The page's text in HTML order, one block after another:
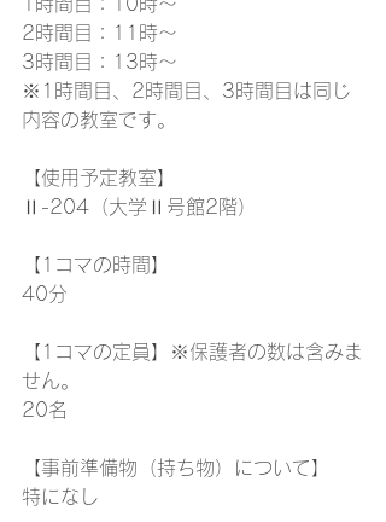
2時間目：11時～
3時間目：13時～
※1時間目、2時間目、3時間目は同じ
内容の教室です。
【使用予定教室】
Ⅱ-204（大学Ⅱ号館2階）
【1コマの時間】
40分
【1コマの定員】※保護者の数は含みま
せん。
20名
【事前準備物（持ち物）について】
特になし